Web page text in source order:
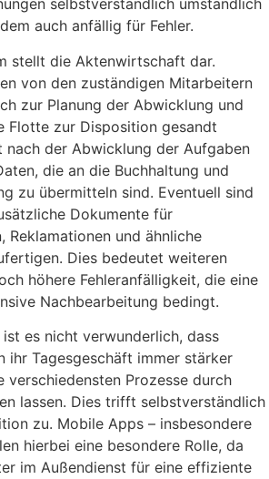
selbstverständlich umständlich
auch anfällig für Fehler.
stellt die Aktenwirtschaft dar.
von den zuständigen Mitarbeitern
zur Planung der Abwicklung und
Flotte zur Disposition gesandt
nach der Abwicklung der Aufgaben
die an die Buchhaltung und
zu übermitteln sind. Eventuell sind
Dokumente für
Reklamationen und ähnliche
Dies bedeutet weiteren
höhere Fehleranfälligkeit, die eine
Nachbearbeitung bedingt.
es nicht verwunderlich, dass
ihr Tagesgeschäft immer stärker
verschiedensten Prozesse durch
lassen. Dies trifft selbstverständlich
zu. Mobile Apps – insbesondere
hierbei eine besondere Rolle, da
im Außendienst für eine effiziente